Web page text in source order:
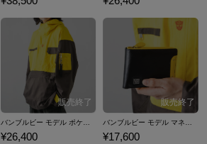
バンブルビー モデル ポケッタブルアウター トランスフォーマー
¥26,400
バンブルビー モデル マネークリップ付き二つ折り財布 トランスフォーマー
¥17,600